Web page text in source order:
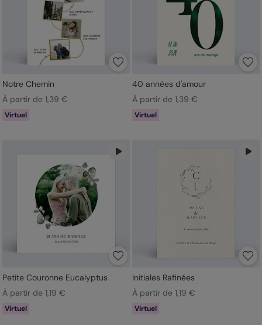
Notre Chemin
À partir de 1,39 €
Virtuel
40 années d'amour
À partir de 1,39 €
Virtuel
Petite Couronne Eucalyptus
À partir de 1,19 €
Virtuel
Initiales Rafinées
À partir de 1,19 €
Virtuel